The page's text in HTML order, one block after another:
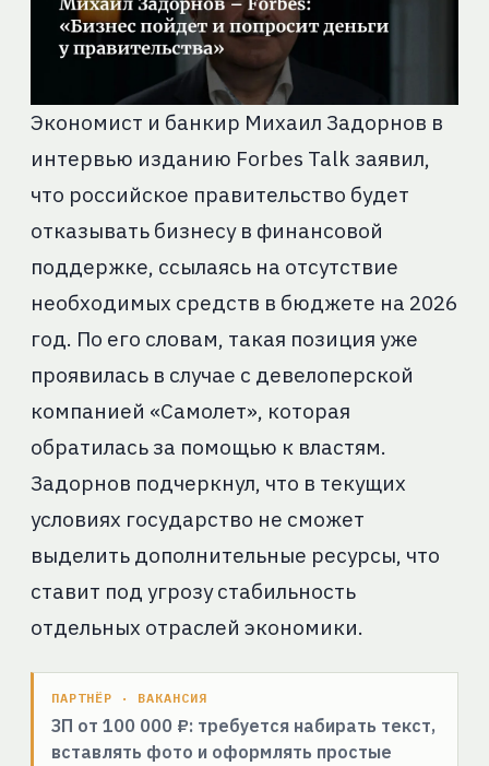
Экономист и банкир Михаил Задорнов в
интервью изданию Forbes Talk заявил,
что российское правительство будет
отказывать бизнесу в финансовой
поддержке, ссылаясь на отсутствие
необходимых средств в бюджете на 2026
год. По его словам, такая позиция уже
проявилась в случае с девелоперской
компанией «Самолет», которая
обратилась за помощью к властям.
Задорнов подчеркнул, что в текущих
условиях государство не сможет
выделить дополнительные ресурсы, что
ставит под угрозу стабильность
отдельных отраслей экономики.
ПАРТНЁР · ВАКАНСИЯ
ЗП от 100 000 ₽: требуется набирать текст,
вставлять фото и оформлять простые